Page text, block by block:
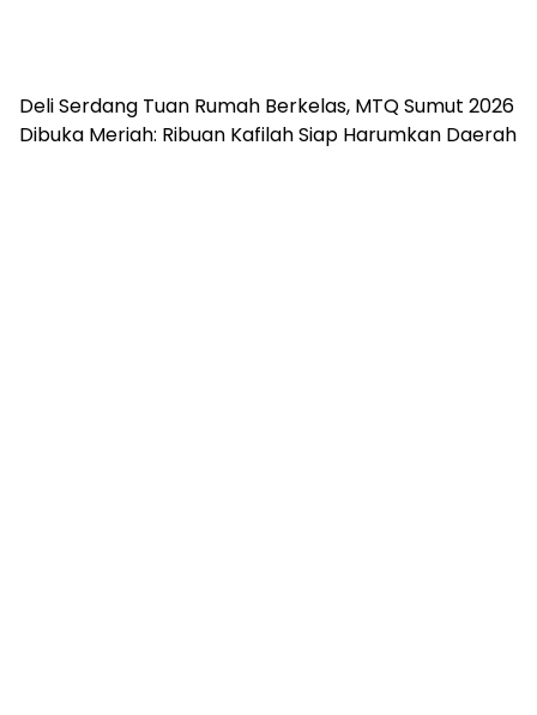
Deli Serdang Tuan Rumah Berkelas, MTQ Sumut 2026
Dibuka Meriah: Ribuan Kafilah Siap Harumkan Daerah